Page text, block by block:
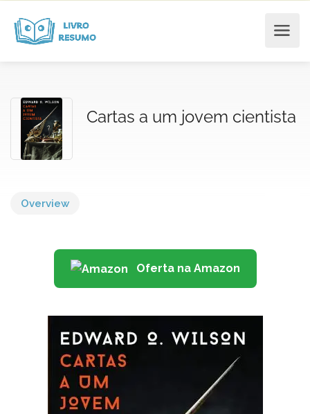
Cartas a um jovem cientista
Overview
Oferta na Amazon